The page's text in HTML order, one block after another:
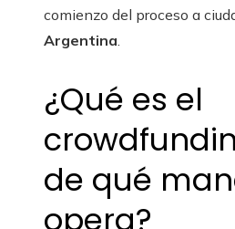
comienzo del proceso a
Argentina.
¿Qué es el
de qué
opera?